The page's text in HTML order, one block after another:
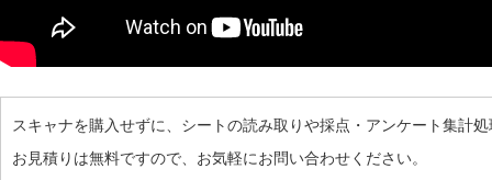
スキャナを購入せずに、シートの読み取りや採点・アンケート集計
お見積りは無料ですので、お気軽にお問い合わせください。